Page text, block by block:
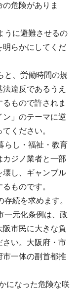
危険がありま
うに避難させるの
明らかにしてくだ
と、労働時間の規
違反であるうえ
もので許されま
」のテーマに逆
ください。
らし・福祉・教育
カジノ業者と一部
壊し、ギャンブル
ものです。
続を求めます。
一元化条例は、政
市民に大きな負
さい。大阪府・市
市一体の副首都推
になった危険な咲